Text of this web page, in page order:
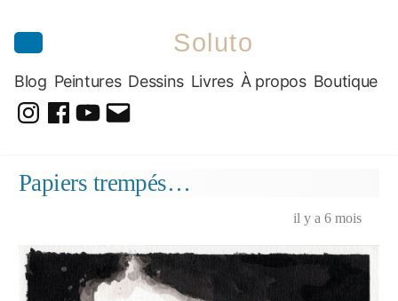
Soluto
Blog Peintures Dessins Livres À propos Boutique
Dessins
Papiers trempés…
il y a 6 mois